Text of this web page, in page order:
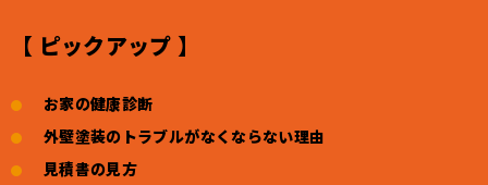
【 ピックアップ 】
お家の健康診断
外壁塗装のトラブルがなくならない理由
見積書の見方